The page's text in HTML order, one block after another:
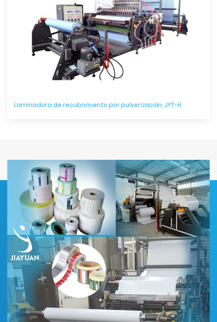
Laminadora de recubrimiento por pulverización, JYT-H